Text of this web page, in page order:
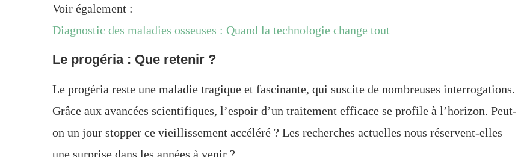
Voir également :
Diagnostic des maladies osseuses : Quand la technologie change tout
Le progéria : Que retenir ?
Le progéria reste une maladie tragique et fascinante, qui suscite de nombreuses interrogations.
Grâce aux avancées scientifiques, l’espoir d’un traitement efficace se profile à l’horizon. Peut-
on un jour stopper ce vieillissement accéléré ? Les recherches actuelles nous réservent-elles
une surprise dans les années à venir ?